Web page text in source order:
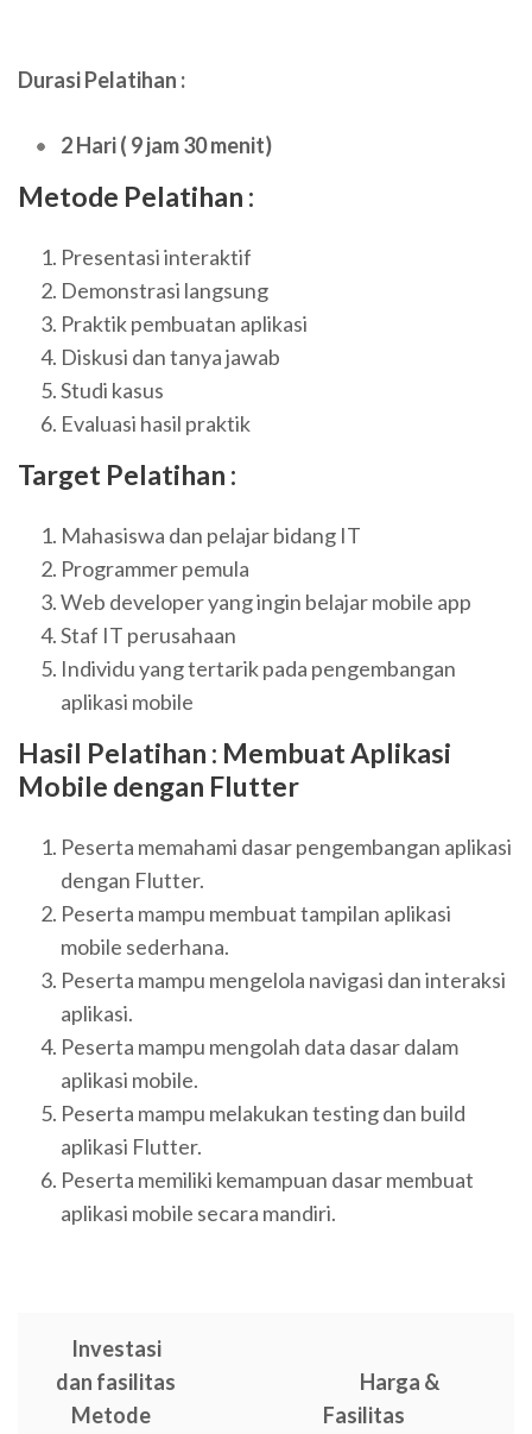
Durasi Pelatihan :
2 Hari ( 9 jam 30 menit)
Metode Pelatihan :
Presentasi interaktif
Demonstrasi langsung
Praktik pembuatan aplikasi
Diskusi dan tanya jawab
Studi kasus
Evaluasi hasil praktik
Target Pelatihan :
Mahasiswa dan pelajar bidang IT
Programmer pemula
Web developer yang ingin belajar mobile app
Staf IT perusahaan
Individu yang tertarik pada pengembangan
aplikasi mobile
Hasil Pelatihan : Membuat Aplikasi
Mobile dengan Flutter
Peserta memahami dasar pengembangan aplikasi
dengan Flutter.
Peserta mampu membuat tampilan aplikasi
mobile sederhana.
Peserta mampu mengelola navigasi dan interaksi
aplikasi.
Peserta mampu mengolah data dasar dalam
aplikasi mobile.
Peserta mampu melakukan testing dan build
aplikasi Flutter.
Peserta memiliki kemampuan dasar membuat
aplikasi mobile secara mandiri.
Investasi
dan fasilitas
Metode
Harga &
Fasilitas